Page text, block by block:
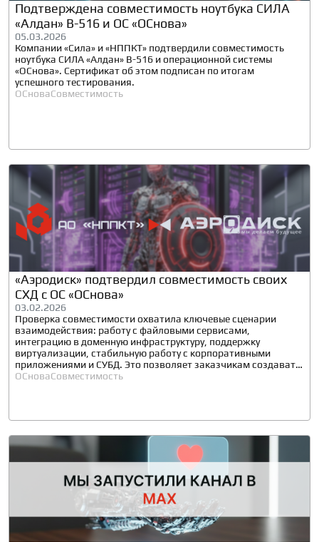
Подтверждена совместимость ноутбука СИЛА
«Алдан» B-516 и ОС «ОСнова»
05.03.2026
Компании «Сила» и «НППКТ» подтвердили совместимость
ноутбука СИЛА «Алдан» В-516 и операционной системы
«ОСнова». Сертификат об этом подписан по итогам
успешного тестирования.
ОСноваСовместимость
«Аэродиск» подтвердил совместимость своих
СХД с ОС «ОСнова»
03.02.2026
Проверка совместимости охватила ключевые сценарии
взаимодействия: работу с файловыми сервисами,
интеграцию в доменную инфраструктуру, поддержку
виртуализации, стабильную работу с корпоративными
приложениями и СУБД. Это позволяет заказчикам создавать
полностью отечественные и безопасные ИТ-комплексы на
ОСноваСовместимость